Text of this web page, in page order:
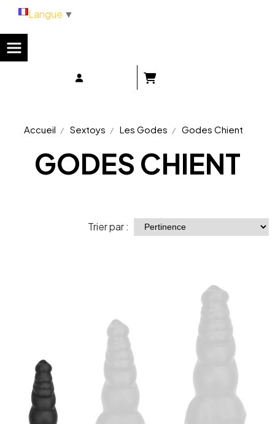
Accueil Sextoys Les Godes Godes Chient
GODES CHIENT
Trier par :
Langue ▼